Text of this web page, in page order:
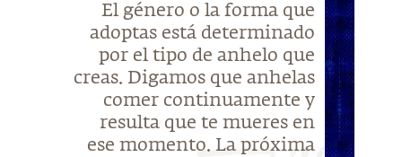
El género o la forma que
adoptas está determinado
por el tipo de anhelo que
creas. Digamos que anhelas
comer continuamente y
resulta que te mueres en
ese momento. La próxima